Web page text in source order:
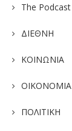
The Podcast
ΔΙΕΘΝΗ
ΚΟΙΝΩΝΙΑ
ΟΙΚΟΝΟΜΙΑ
ΠΟΛΙΤΙΚΗ